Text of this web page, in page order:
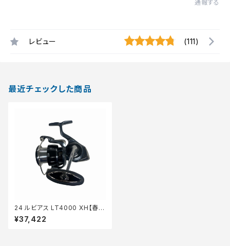
通報する
レビュー (111)
最近チェックした商品
24 ルビアス LT4000 XH【春の
大感謝祭】【中古品】
¥37,422